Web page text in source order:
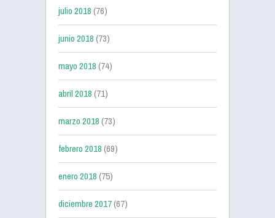
julio 2018(76)
junio 2018(73)
mayo 2018(74)
abril 2018(71)
marzo 2018(73)
febrero 2018(69)
enero 2018(75)
diciembre 2017(67)